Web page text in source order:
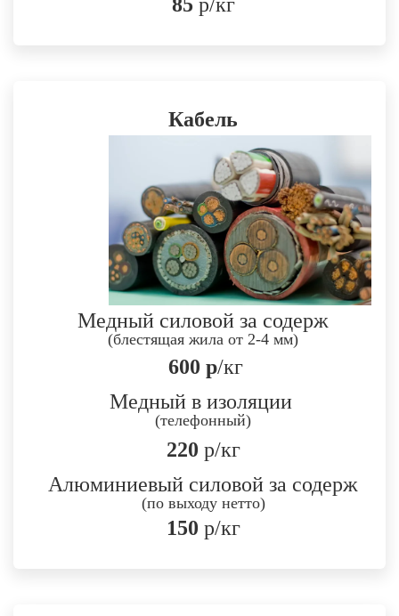
Кабель
Медный силовой за содерж
(блестящая жила от 2-4 мм)
600 р/кг
Медный в изоляции
(телефонный)
220 р/кг
Алюминиевый силовой за содерж
(по выходу нетто)
150 р/кг